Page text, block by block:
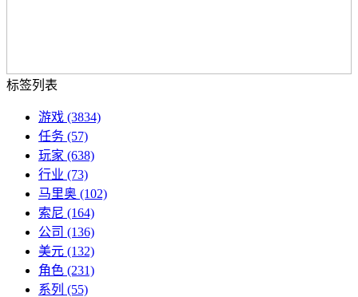
标签列表
游戏 (3834)
任务 (57)
玩家 (638)
行业 (73)
马里奥 (102)
索尼 (164)
公司 (136)
美元 (132)
角色 (231)
系列 (55)